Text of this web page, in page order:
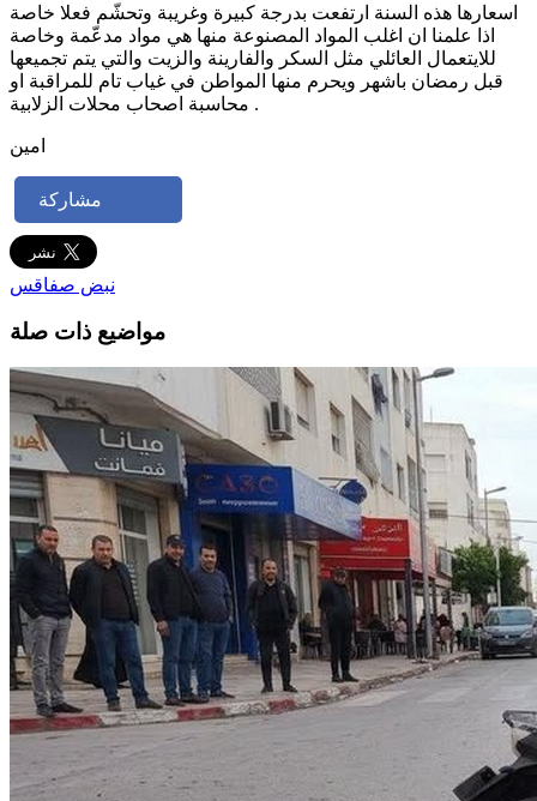
اسعارها هذه السنة ارتفعت بدرجة كبيرة وغريبة وتحشّم فعلا خاصة
اذا علمنا ان اغلب المواد المصنوعة منها هي مواد مدعّمة وخاصة
للايتعمال العائلي مثل السكر والفارينة والزيت والتي يتم تجميعها
قبل رمضان باشهر ويحرم منها المواطن في غياب تام للمراقبة او
محاسبة اصحاب محلات الزلابية .
امين
مشاركة
نبض صفاقس
مواضيع ذات صلة